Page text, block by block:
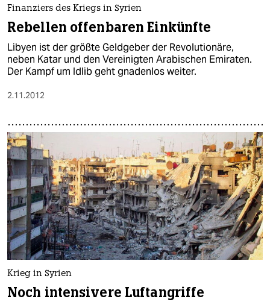
Finanziers des Kriegs in Syrien
Rebellen offenbaren Einkünfte
Libyen ist der größte Geldgeber der Revolutionäre,
neben Katar und den Vereinigten Arabischen Emiraten.
Der Kampf um Idlib geht gnadenlos weiter.
2.11.2012
Krieg in Syrien
Noch intensivere Luftangriffe